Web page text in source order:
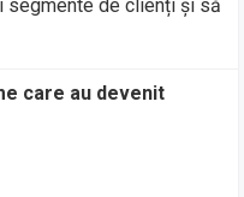
segmente de clienți și să
care au devenit